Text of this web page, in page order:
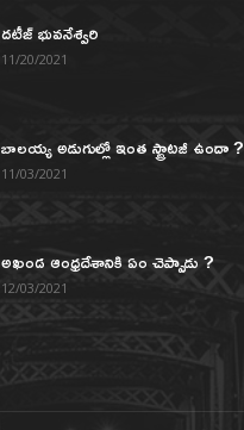
దటీజ్ భువనేశ్వరి
11/20/2021
బాలయ్య అడుగుల్లో ఇంత స్ట్రాటజీ ఉందా ?
11/03/2021
అఖండ ఆంధ్రదేశానికి ఏం చెప్పాడు ?
12/03/2021